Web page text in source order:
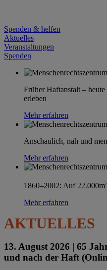
Spenden & helfen
Aktuelles
Veranstaltungen
Spenden
Früher Haftanstalt –
erleben
Mehr erfahren
Anschaulich, nah und
Mehr erfahren
1860–2002: Auf 22.000m
Mehr erfahren
AKTUELLES
13. August 2026 | 65
und nach der Haft